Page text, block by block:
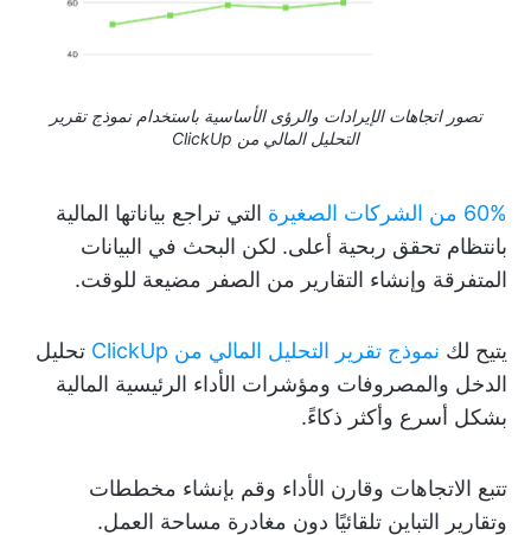
تصور اتجاهات الإيرادات والرؤى الأساسية باستخدام نموذج تقرير
التحليل المالي من ClickUp
60% من الشركات الصغيرة
التي تراجع بياناتها المالية
بانتظام تحقق ربحية أعلى. لكن البحث في البيانات
المتفرقة وإنشاء التقارير من الصفر مضيعة للوقت.
يتيح لك نموذج تقرير التحليل المالي من ClickUp
تحليل
الدخل والمصروفات ومؤشرات الأداء الرئيسية المالية
بشكل أسرع وأكثر ذكاءً.
تتبع الاتجاهات وقارن الأداء وقم بإنشاء مخططات
وتقارير التباين تلقائيًا دون مغادرة مساحة العمل.